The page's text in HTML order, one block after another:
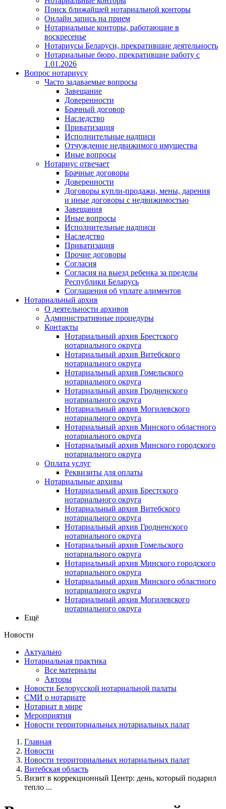
Поиск ближайшей нотариальной конторы
Онлайн запись на прием
Нотариальные конторы, работающие в
воскресенье
Нотариусы Беларуси, прекратившие деятельность
Нотариальные бюро, прекратившие работу с
1.01.2026
Вопрос нотариусу
Часто задаваемые вопросы
Завещание
Доверенности
Брачный договор
Наследство
Приватизация
Исполнительные надписи
Отчуждение недвижимого имущества
Иные вопросы
Нотариус отвечает
Брачные договоры
Доверенности
Договоры купли-продажи, мены, дарения
и иные договоры с недвижимостью
Завещания
Иные вопросы
Исполнительные надписи
Наследство
Приватизация
Прочие договоры
Согласия
Согласия на выезд ребенка за пределы
Республики Беларусь
Соглашения об уплате алиментов
Нотариальный архив
О деятельности архивов
Административные процедуры
Контакты
Нотариальный архив Брестского
нотариального округа
Нотариальный архив Витебского
нотариального округа
Нотариальный архив Гомельского
нотариального округа
Нотариальный архив Гродненского
нотариального округа
Нотариальный архив Могилевского
нотариального округа
Нотариальный архив Минского областного
нотариального округа
Нотариальный архив Минского городского
нотариального округа
Оплата услуг
Реквизиты для оплаты
Нотариальные архивы
Нотариальный архив Брестского
нотариального округа
Нотариальный архив Витебского
нотариального округа
Нотариальный архив Гродненского
нотариального округа
Нотариальный архив Гомельского
нотариального округа
Нотариальный архив Минского городского
нотариального округа
Нотариальный архив Минского областного
нотариального округа
Нотариальный архив Могилевского
нотариального округа
Ещё
Новости
Актуально
Нотариальная практика
Все материалы
Авторы
Новости Белорусской нотариальной палаты
СМИ о нотариате
Нотариат в мире
Мероприятия
Новости территориальных нотариальных палат
Главная
Новости
Новости территориальных нотариальных палат
Витебская область
Визит в коррекционный Центр: день, который подарил
тепло ...